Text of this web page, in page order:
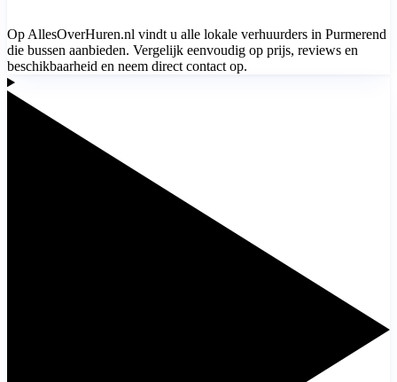
Op AllesOverHuren.nl vindt u alle lokale verhuurders in Purmerend
die bussen aanbieden. Vergelijk eenvoudig op prijs, reviews en
beschikbaarheid en neem direct contact op.